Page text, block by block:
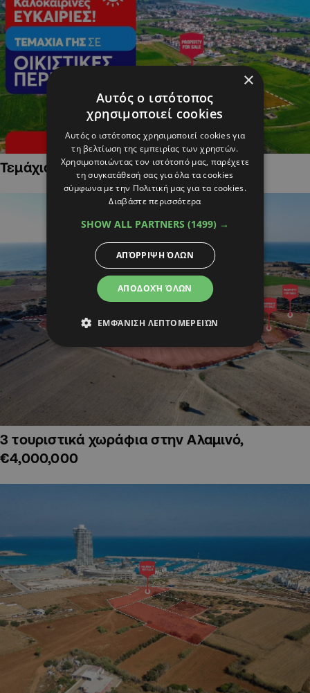
Τεμάχια Γης σε Οικιστικές Περιοχές
3 τουριστικά χωράφια στην Αλαμινό,
€4,000,000
×
Αυτός ο ιστότοπος
χρησιμοποιεί cookies
Αυτός ο ιστότοπος χρησιμοποιεί cookies για
τη βελτίωση της εμπειρίας των χρηστών.
Χρησιμοποιώντας τον ιστότοπό μας, παρέχετε
τη συγκατάθεσή σας για όλα τα cookies
σύμφωνα με την Πολιτική μας για τα cookies.
Διαβάστε περισσότερα
SHOW ALL PARTNERS (1499) →
ΑΠΟΔΟΧΉ ΌΛΩΝ
ΑΠΌΡΡΙΨΗ ΌΛΩΝ
ΕΜΦΆΝΙΣΗ ΛΕΠΤΟΜΕΡΕΙΏΝ